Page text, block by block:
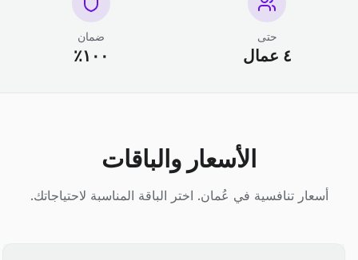
حتى
٤ عمال
ضمان
١٠٠٪
الأسعار والباقات
أسعار تنافسية في عُمان. اختر الباقة المناسبة لاحتياجاتك.